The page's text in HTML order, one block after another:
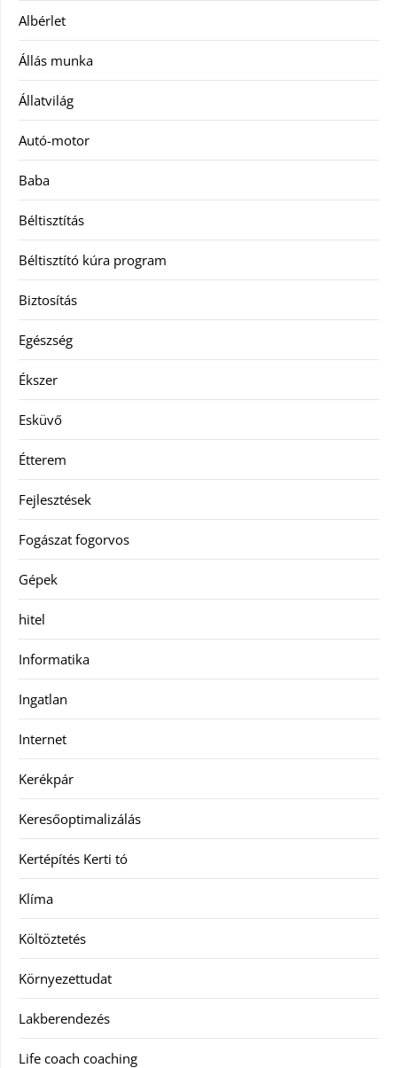
Albérlet
Állás munka
Állatvilág
Autó-motor
Baba
Béltisztítás
Béltisztító kúra program
Biztosítás
Egészség
Ékszer
Esküvő
Étterem
Fejlesztések
Fogászat fogorvos
Gépek
hitel
Informatika
Ingatlan
Internet
Kerékpár
Keresőoptimalizálás
Kertépítés Kerti tó
Klíma
Költöztetés
Környezettudat
Lakberendezés
Life coach coaching